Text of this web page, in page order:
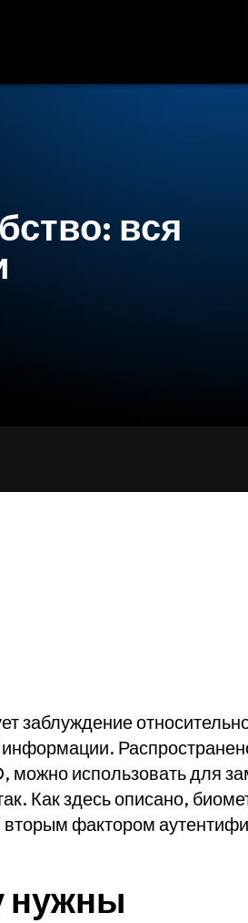
вся
заблуждение
можно использовать для
Как здесь описано,
фактором
нужны